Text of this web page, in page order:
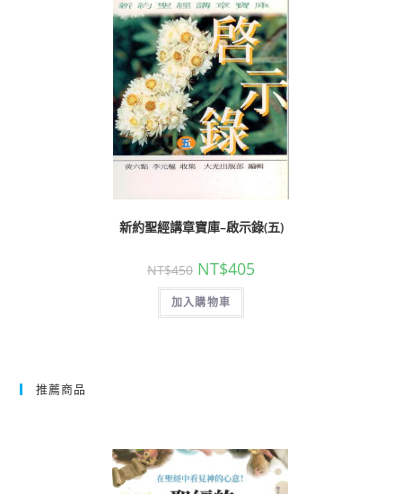
新約聖經講章寶庫–啟示錄(五)
NT$450 NT$405
加入購物車
推薦商品